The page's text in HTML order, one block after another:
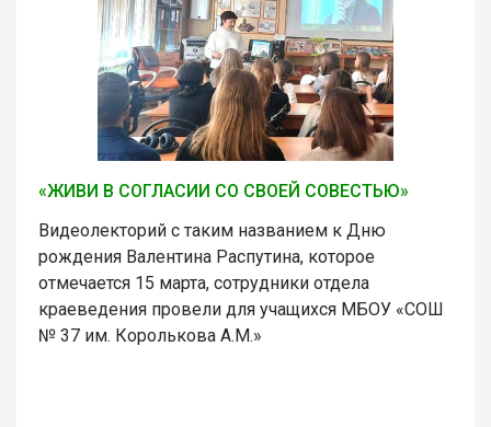
«ЖИВИ В СОГЛАСИИ СО СВОЕЙ СОВЕСТЬЮ»
Видеолекторий с таким названием к Дню
рождения Валентина Распутина, которое
отмечается 15 марта, сотрудники отдела
краеведения провели для учащихся МБОУ «СОШ
№ 37 им. Королькова А.М.»